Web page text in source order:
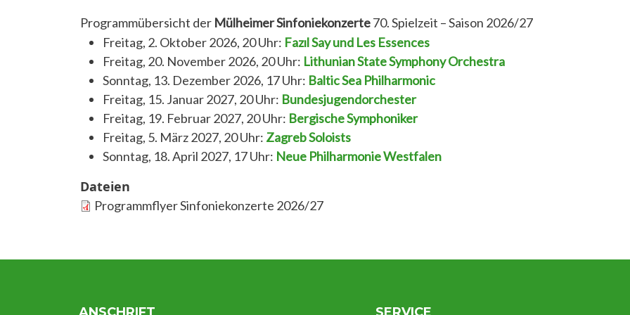
Programmübersicht der Mülheimer Sinfoniekonzerte70. Spielzeit – Saison 2026/27
Freitag, 2. Oktober 2026, 20 Uhr: Fazıl Say und Les Essences
Freitag, 20. November 2026, 20 Uhr: Lithunian State Symphony Orchestra
Sonntag, 13. Dezember 2026, 17 Uhr: Baltic Sea Philharmonic
Freitag, 15. Januar 2027, 20 Uhr: Bundesjugendorchester
Freitag, 19. Februar 2027, 20 Uhr: Bergische Symphoniker
Freitag, 5. März 2027, 20 Uhr: Zagreb Soloists
Sonntag, 18. April 2027, 17 Uhr: Neue Philharmonie Westfalen
Dateien
Programmflyer Sinfoniekonzerte 2026/27